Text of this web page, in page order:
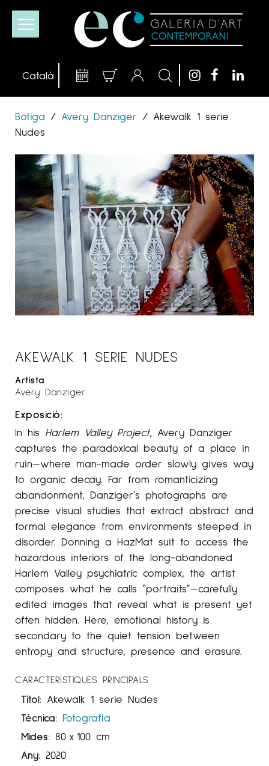
Botiga / Avery Danziger / Akewalk 1 serie
Nudes
AKEWALK 1 SERIE NUDES
Artista
Avery Danziger
Exposició:
In his Harlem Valley Project, Avery Danziger
captures the paradoxical beauty of a place in
ruin—where man-made order slowly gives way
to organic decay. Far from romanticizing
abandonment, Danziger’s photographs are
precise visual studies that extract abstract and
formal elegance from environments steeped in
disorder. Donning a HazMat suit to access the
hazardous interiors of the long-abandoned
Harlem Valley psychiatric complex, the artist
composes what he calls “portraits”—carefully
edited images that reveal what is present yet
often hidden. Here, emotional history is
secondary to the quiet tension between
entropy and structure, presence and erasure.
CARACTERÍSTIQUES PRINCIPALS
Títol: Akewalk 1 serie Nudes
Tècnica: Fotografía
Mides: 80 x 100 cm
Any: 2020